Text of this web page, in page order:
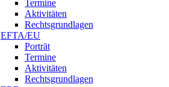
Termine
Aktivitäten
Rechtsgrundlagen
EFTA/EU
Porträt
Termine
Aktivitäten
Rechtsgrundlagen